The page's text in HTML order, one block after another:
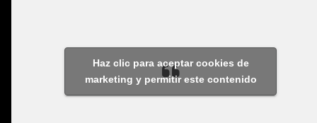
Haz clic para aceptar cookies de
marketing y permitir este contenido